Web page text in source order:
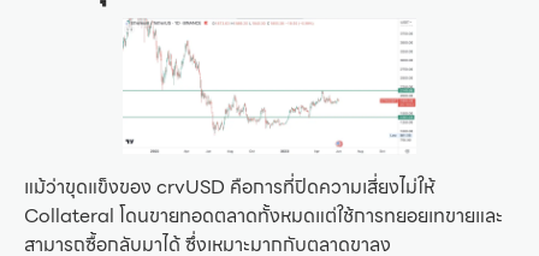
แม้ว่าขุดแข็งของ crvUSD คือการที่ปิดความเสี่ยงไม่ให้
Collateral โดนขายทอดตลาดทั้งหมดแต่ใช้การทยอยเทขายและ
สามารถซื้อกลับมาได้ ซึ่งเหมาะมากกับตลาดขาลง